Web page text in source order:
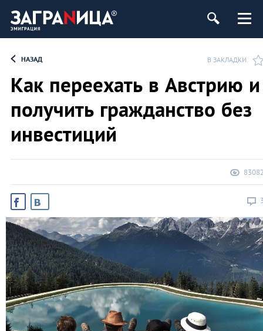
НАЗАД В ЗАКЛАДКИ
Как переехать в Австрию и
получить гражданство без
инвестиций